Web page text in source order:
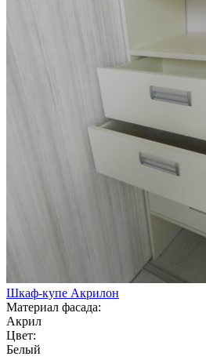
Шкаф-купе Акрилон
Материал фасада:
Акрил
Цвет:
Белый